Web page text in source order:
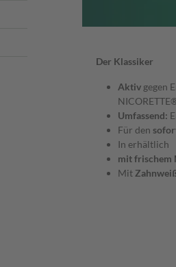
Der Klassiker
Aktiv gegen
Umfassend:
Für den
In erhältlich
mit frischem
Mit